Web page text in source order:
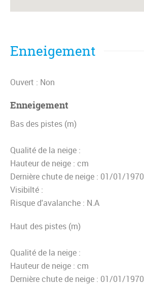
Enneigement
Ouvert : Non
Enneigement
Bas des pistes (m)
Qualité de la neige :
Hauteur de neige : cm
Dernière chute de neige : 01/01/1970
Visibilté :
Risque d'avalanche : N.A
Haut des pistes (m)
Qualité de la neige :
Hauteur de neige : cm
Dernière chute de neige : 01/01/1970